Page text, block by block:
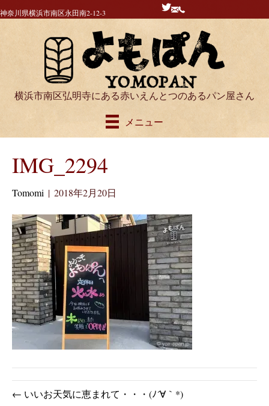
神奈川県横浜市南区永田南2-12-3
横浜市南区弘明寺にある赤いえんとつのあるパン屋さん
メニュー
IMG_2294
Tomomi | 2018年2月20日
← いいお天気に恵まれて・・・(ﾉ´∀｀*)